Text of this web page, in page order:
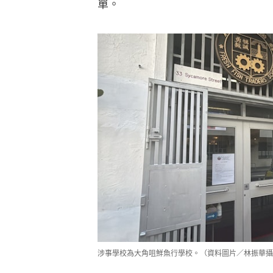
單。
涉事學校為大角咀鮮魚行學校。（資料圖片／林振華